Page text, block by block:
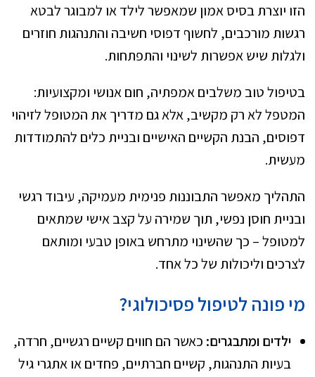
הזו יוצרת בסיס אמון שמאפשר לילד או למבוגר לבטא
רגשות מורכבים, לחשוף דפוסי חשיבה והתנהגות חוזרים
ולגלות שיש אפשרות לשינוי והתפתחות.
בטיפול טוב משלבים אמפתיה, חום אנושי ומקצועיות:
המטפל לא רק מקשיב, אלא גם מדריך את המטופל לזיהוי
דפוסים, הבנת הקשיים האישיים ובניית כלים להתמודדות
מעשית.
התהליך מאפשר התבוננות פנימית מעמיקה, עיבוד רגשי
ובניית חוסן נפשי, תוך שמירה על קצב אישי שמתאים
למטופל – כך שהשינוי מתרחש באופן טבעי ומותאם
לצרכים וליכולות של כל אחד.
מי פונה לטיפול פסיכולוגי?
ילדים ומתבגרים: כאשר הם חווים קשיים רגשיים, חרדה,
בעיות התנהגות, קשיים חברתיים, פחדים או אתגרי גיל